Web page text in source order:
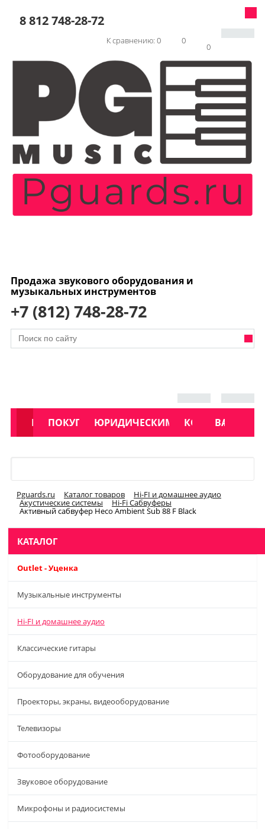
8 812 748-28-72
0
0
К сравнению: 0
Продажа звукового оборудования и
музыкальных инструментов
+7 (812) 748-28-72
АКЦИИ
КАТАЛОГ
ПОКУПАТЕЛЯМЮРИДИЧЕСКИМ ЛИЦАМКОНТАКТЫ
УСЛУГИ
Pguards.ru Каталог товаров Hi-FI и домашнее аудио
Акустические системы Hi-Fi Сабвуферы
Активный сабвуфер Heco Ambient Sub 88 F Black
КАТАЛОГ
Outlet - Уценка
Музыкальные инструменты
Hi-FI и домашнее аудио
Классические гитары
Оборудование для обучения
Проекторы, экраны, видеооборудование
Телевизоры
Фотооборудование
Звуковое оборудование
Микрофоны и радиосистемы